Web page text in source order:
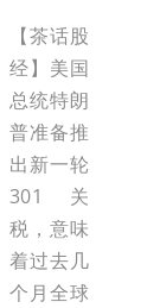
【茶话股
经】美国
总统特朗
普准备推
出新一轮
301关
税，意味
着过去几
个月全球